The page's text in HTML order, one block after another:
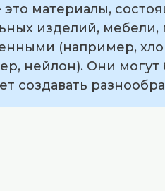
материалы,
изделий, мебели,
(например,
нейлон). Они могут
создавать